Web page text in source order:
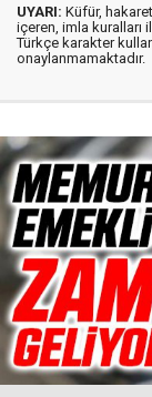
UYARI: Küfür,
içeren, imla kuralları
Türkçe karakter
onaylanmamaktadır.